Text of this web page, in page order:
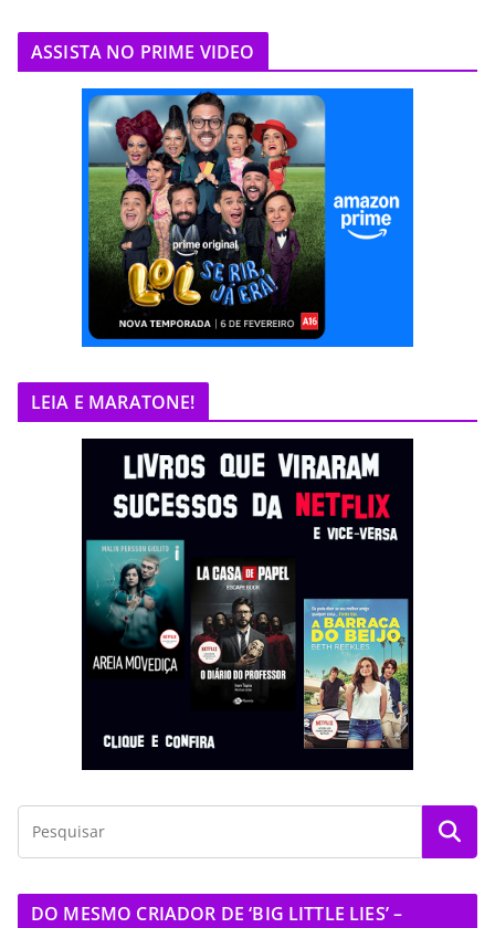
ASSISTA NO PRIME VIDEO
LEIA E MARATONE!
DO MESMO CRIADOR DE ‘BIG LITTLE LIES’ –